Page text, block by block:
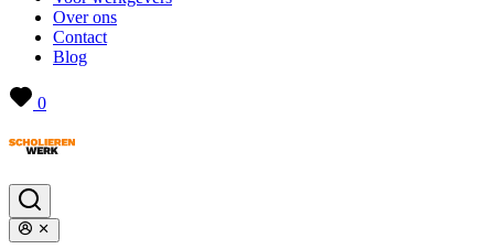
Over ons
Contact
Blog
0